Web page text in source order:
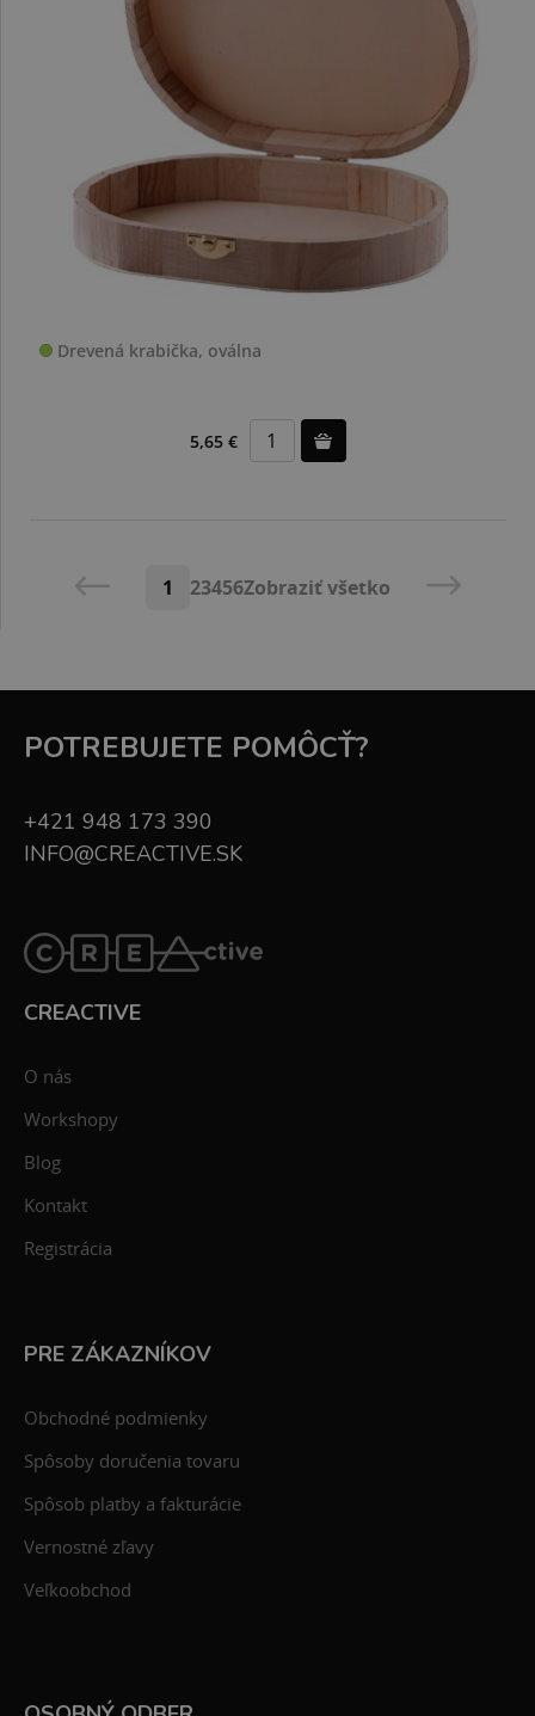
Drevená krabička, oválna
5,65 €
1 23456Zobraziť všetko
POTREBUJETE POMÔCŤ?
+421 948 173 390
INFO@CREACTIVE.SK
CREACTIVE
O nás
Workshopy
Blog
Kontakt
Registrácia
PRE ZÁKAZNÍKOV
Obchodné podmienky
Spôsoby doručenia tovaru
Spôsob platby a fakturácie
Vernostné zľavy
Veľkoobchod